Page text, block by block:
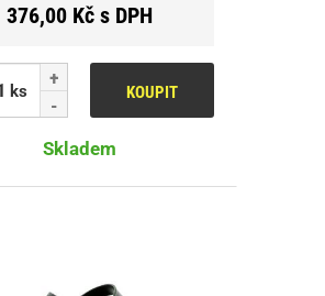
376,00 Kč s DPH
ks KOUPIT
Skladem